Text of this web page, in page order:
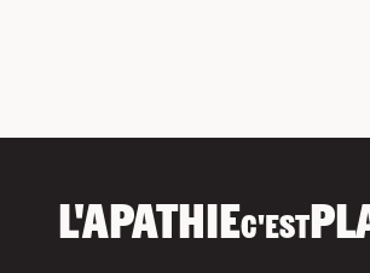
L'APATHIEC'EST